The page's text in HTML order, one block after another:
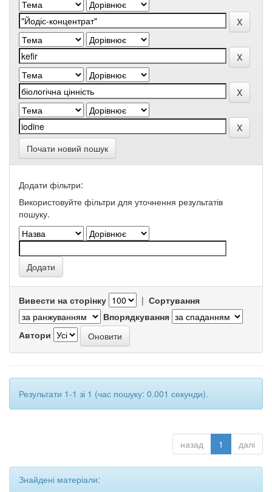
Почати новий пошук
Додати фільтри:
Використовуйте фільтри для уточнення результатів
пошуку.
Вивести на сторінку | Сортування
Впорядкування
Автори
Результати 1-1 зі 1 (час пошуку: 0.001 секунди).
назад 1 далі
Знайдені матеріали: